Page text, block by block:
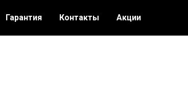
Гарантия Контакты Акции